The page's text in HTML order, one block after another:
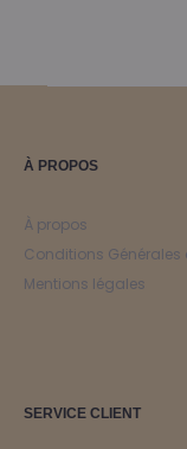
À PROPOS
À propos
Conditions Générales
Mentions légales
SERVICE CLIENT